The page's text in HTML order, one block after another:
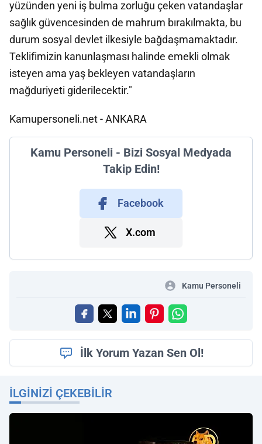
yüzünden yeni iş bulma zorluğu çeken vatandaşlar
sağlık güvencesinden de mahrum bırakılmakta, bu
durum sosyal devlet ilkesiyle bağdaşmamaktadır.
Teklifimizin kanunlaşması halinde emekli olmak
isteyen ama yaş bekleyen vatandaşların
mağduriyeti giderilecektir."
Kamupersoneli.net - ANKARA
Kamu Personeli - Bizi Sosyal Medyada
Takip Edin!
Facebook
X.com
Kamu Personeli
İlk Yorum Yazan Sen Ol!
İLGINIZI ÇEKEBILIR